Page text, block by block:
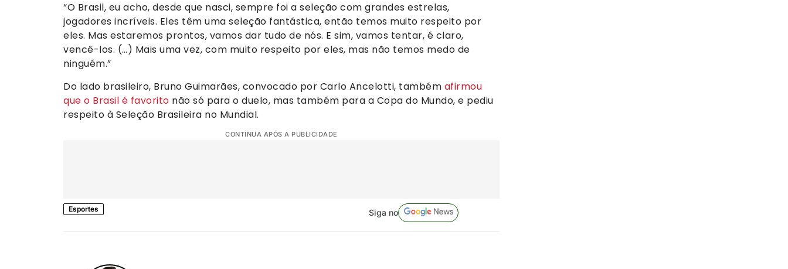
“O Brasil, eu acho, desde que nasci, sempre foi a seleção com grandes estrelas,
jogadores incríveis. Eles têm uma seleção fantástica, então temos muito respeito por
eles. Mas estaremos prontos, vamos dar tudo de nós. E sim, vamos tentar, é claro,
vencê-los. (…) Mais uma vez, com muito respeito por eles, mas não temos medo de
ninguém.”
Do lado brasileiro, Bruno Guimarães, convocado por Carlo Ancelotti, também afirmou
que o Brasil é favorito não só para o duelo, mas também para a Copa do Mundo, e pediu
respeito à Seleção Brasileira no Mundial.
CONTINUA APÓS A PUBLICIDADE
Esportes Siga no